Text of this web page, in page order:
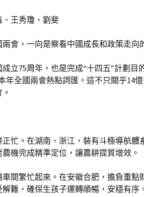
王秀瓊、劉斐
會，一向是察看中國成長和政策走向
成立75周年，也是完成“十四五”計劃目
年全國兩會熱點詞匯。這不只關乎14
忙。在湖南、浙江，裝有斗極導航體
機完成精準定位，讓農耕提質增效。
間繁忙起來。在安徽合肥，擔負重點
難，確保生孩子運轉順暢，安穩有序